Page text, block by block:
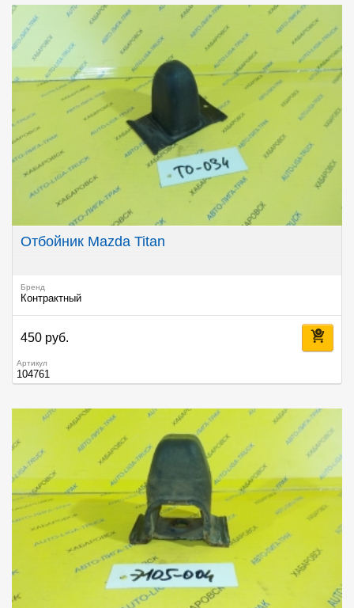
Отбойник Mazda Titan
Бренд
Контрактный
450 руб.
Артикул
104761